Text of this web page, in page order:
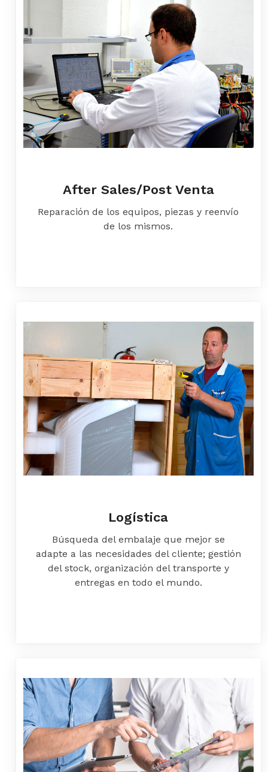
After Sales/Post Venta
Reparación de los equipos, piezas y reenvío
de los mismos.
Logística
Búsqueda del embalaje que mejor se
adapte a las necesidades del cliente; gestión
del stock, organización del transporte y
entregas en todo el mundo.